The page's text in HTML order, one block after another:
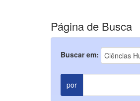
Página de Busca
Buscar em:
por